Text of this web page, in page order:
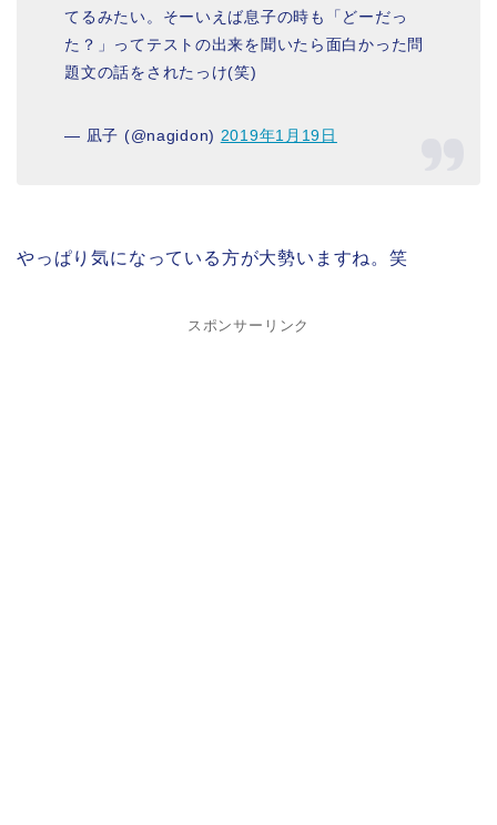
てるみたい。そーいえば息子の時も「どーだっ
た？」ってテストの出来を聞いたら面白かった問
題文の話をされたっけ(笑)
— 凪子 (@nagidon) 2019年1月19日
やっぱり気になっている方が大勢いますね。笑
スポンサーリンク